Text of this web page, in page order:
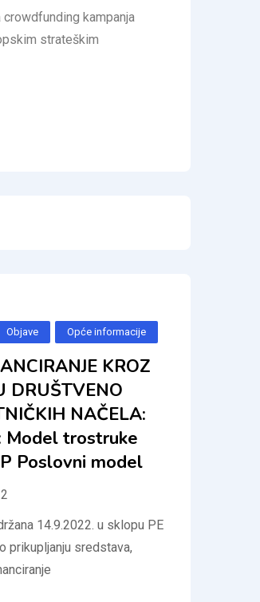
kampanja
strateškim
Objave Opće informacije
KROZ
DRUŠTVENO
NAČELA:
Model trostruke
Poslovni model
14.9.2022. u sklopu PE
prikupljanju sredstava,